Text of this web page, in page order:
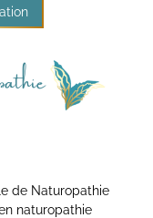
de Naturopathie
naturopathie